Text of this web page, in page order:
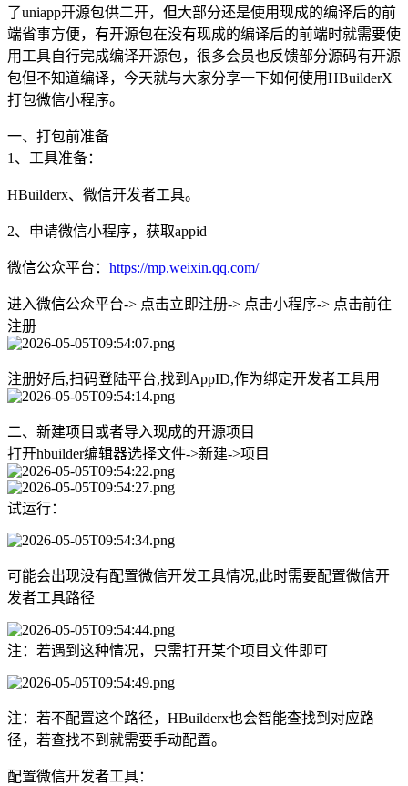
了uniapp开源包供二开，但大部分还是使用现成的编译后的前
端省事方便，有开源包在没有现成的编译后的前端时就需要使
用工具自行完成编译开源包，很多会员也反馈部分源码有开源
包但不知道编译，今天就与大家分享一下如何使用HBuilderX
打包微信小程序。
一、打包前准备
1、工具准备：
HBuilderx、微信开发者工具。
2、申请微信小程序，获取appid
微信公众平台： https://mp.weixin.qq.com/
进入微信公众平台-> 点击立即注册-> 点击小程序-> 点击前往
注册
注册好后,扫码登陆平台,找到AppID,作为绑定开发者工具用
二、新建项目或者导入现成的开源项目
打开hbuilder编辑器选择文件->新建->项目
试运行：
可能会出现没有配置微信开发工具情况,此时需要配置微信开
发者工具路径
注：若遇到这种情况，只需打开某个项目文件即可
注：若不配置这个路径，HBuilderx也会智能查找到对应路
径，若查找不到就需要手动配置。
配置微信开发者工具：